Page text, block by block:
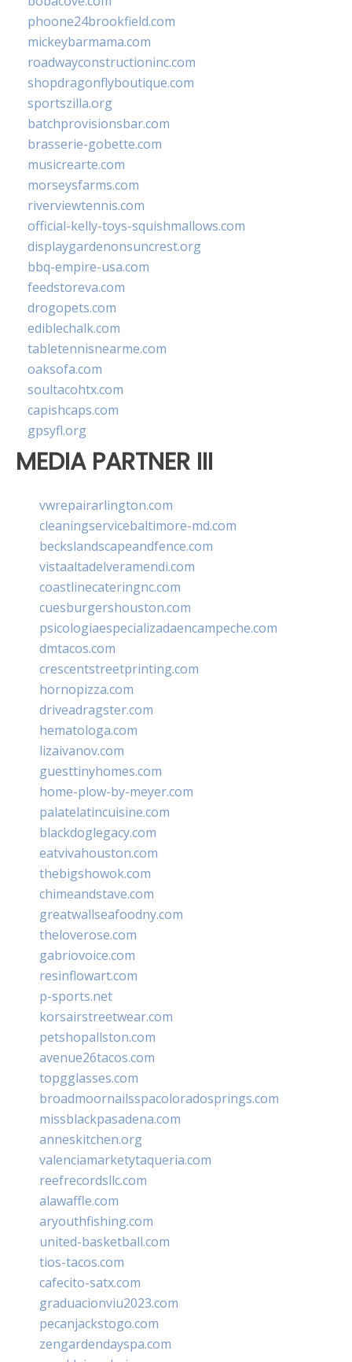
phoone24brookfield.com
mickeybarmama.com
roadwayconstructioninc.com
shopdragonflyboutique.com
sportszilla.org
batchprovisionsbar.com
brasserie-gobette.com
musicrearte.com
morseysfarms.com
riverviewtennis.com
official-kelly-toys-squishmallows.com
displaygardenonsuncrest.org
bbq-empire-usa.com
feedstoreva.com
drogopets.com
ediblechalk.com
tabletennisnearme.com
oaksofa.com
soultacohtx.com
capishcaps.com
gpsyfl.org
MEDIA PARTNER III
vwrepairarlington.com
cleaningservicebaltimore-md.com
beckslandscapeandfence.com
vistaaltadelveramendi.com
coastlinecateringnc.com
cuesburgershouston.com
psicologiaespecializadaencampeche.com
dmtacos.com
crescentstreetprinting.com
hornopizza.com
driveadragster.com
hematologa.com
lizaivanov.com
guesttinyhomes.com
home-plow-by-meyer.com
palatelatincuisine.com
blackdoglegacy.com
eatvivahouston.com
thebigshowok.com
chimeandstave.com
greatwallseafoodny.com
theloverose.com
gabriovoice.com
resinflowart.com
p-sports.net
korsairstreetwear.com
petshopallston.com
avenue26tacos.com
topgglasses.com
broadmoornailsspacoloradosprings.com
missblackpasadena.com
anneskitchen.org
valenciamarketytaqueria.com
reefrecordsllc.com
alawaffle.com
aryouthfishing.com
united-basketball.com
tios-tacos.com
cafecito-satx.com
graduacionviu2023.com
pecanjackstogo.com
zengardendayspa.com